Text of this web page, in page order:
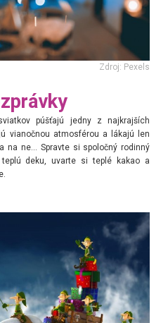
Zdroj: Pexels
púšťajú jedny z najkrajších
vianočnou atmosférou a lákajú len
ne... Spravte si spoločný rodinný
deku, uvarte si teplé kakao a